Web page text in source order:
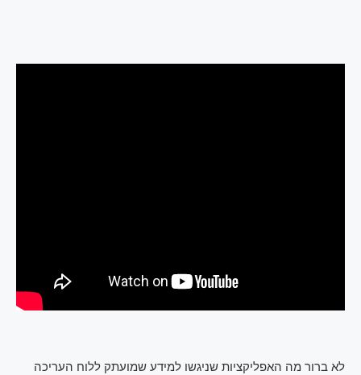
לא ברור מה האפליקציות שניגשו למידע שמועתק ללוח העריכה